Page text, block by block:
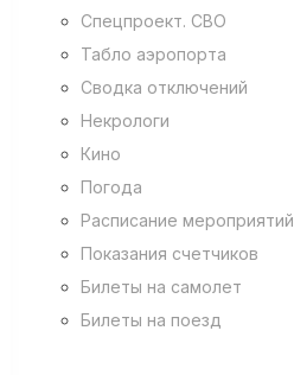
Спецпроект. СВО
Табло аэропорта
Сводка отключений
Некрологи
Кино
Погода
Расписание мероприятий
Показания счетчиков
Билеты на самолет
Билеты на поезд